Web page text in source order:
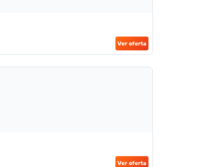
Ver oferta
Ver oferta